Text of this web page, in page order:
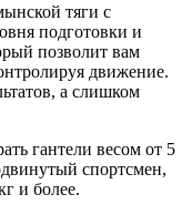
тяги с
подготовки и
позволит вам
движение.
а слишком
гантели весом от 5
спортсмен,
и более.